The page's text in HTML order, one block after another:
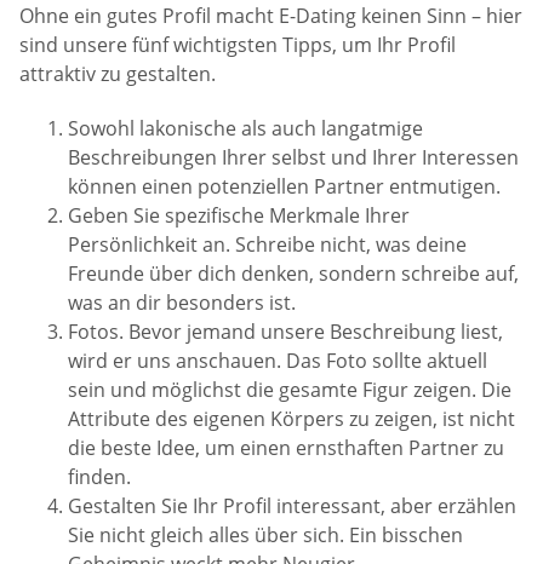
Ohne ein gutes Profil macht E-Dating keinen Sinn – hier
sind unsere fünf wichtigsten Tipps, um Ihr Profil
attraktiv zu gestalten.
Sowohl lakonische als auch langatmige
Beschreibungen Ihrer selbst und Ihrer Interessen
können einen potenziellen Partner entmutigen.
Geben Sie spezifische Merkmale Ihrer
Persönlichkeit an. Schreibe nicht, was deine
Freunde über dich denken, sondern schreibe auf,
was an dir besonders ist.
Fotos. Bevor jemand unsere Beschreibung liest,
wird er uns anschauen. Das Foto sollte aktuell
sein und möglichst die gesamte Figur zeigen. Die
Attribute des eigenen Körpers zu zeigen, ist nicht
die beste Idee, um einen ernsthaften Partner zu
finden.
Gestalten Sie Ihr Profil interessant, aber erzählen
Sie nicht gleich alles über sich. Ein bisschen